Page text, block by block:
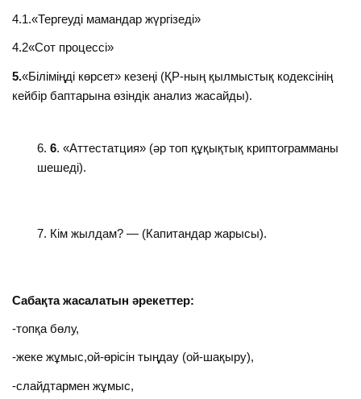
4.1.«Тергеуді мамандар жүргізеді»
4.2«Сот процессі»
5.«Біліміңді көрсет» кезеңі (ҚР-ның қылмыстық кодексінің
кейбір баптарына өзіндік анализ жасайды).
6. «Аттестатция» (әр топ құқықтық криптограмманы
шешеді).
Кім жылдам? — (Капитандар жарысы).
Сабақта жасалатын әрекеттер:
-топқа бөлу,
-жеке жұмыс,ой-өрісін тыңдау (ой-шақыру),
-слайдтармен жұмыс,